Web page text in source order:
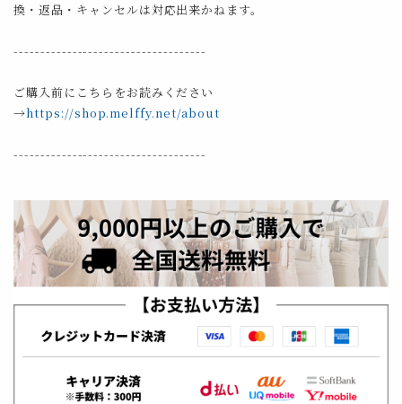
換・返品・キャンセルは対応出来かねます。
------------------------------------
ご購入前にこちらをお読みください
→https://shop.melffy.net/about
------------------------------------